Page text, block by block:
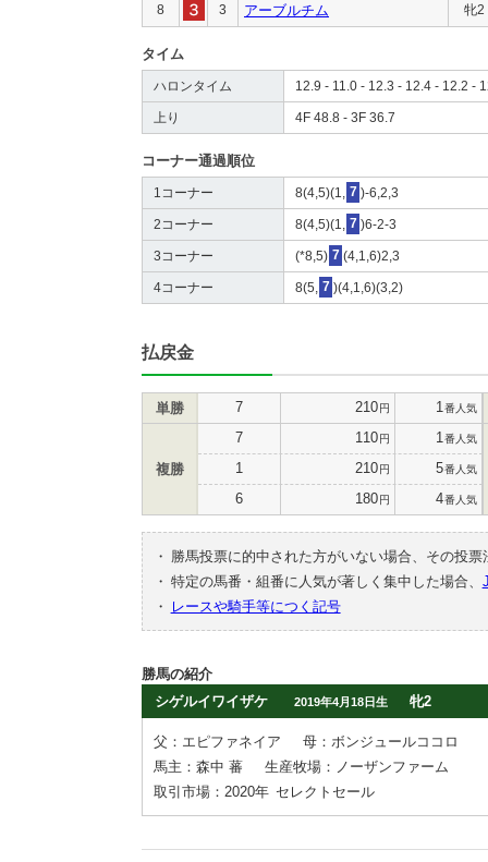
8 3 アーブルチム 牝2
タイム
ハロンタイム 12.9 - 11.0 - 12.3 - 12.4 - 12.2 -
上り 4F 48.8 - 3F 36.7
コーナー通過順位
1コーナー 8(4,5)(1, 7 )-6,2,3
2コーナー 8(4,5)(1, 7 )6-2-3
3コーナー (*8,5) 7 (4,1,6)2,3
4コーナー 8(5, 7 )(4,1,6)(3,2)
払戻金
単勝 7 210円 1 番人気
複勝
7 110円 1 番人気
1 210円 5番人気
6 180円 4番人気
・
勝馬投票に的中された方がいない場合、その投
・ 特定の馬番・組番に人気が著しく集中した場合、
・
レースや騎手等につく記号
勝馬の紹介
シゲルイワイザケ
2019年4月18日生 牝2
父：エピファネイア
母：ボンジュールココロ
馬主：森中 蕃
生産牧場：ノーザンファーム
取引市場：2020年 セレクトセール